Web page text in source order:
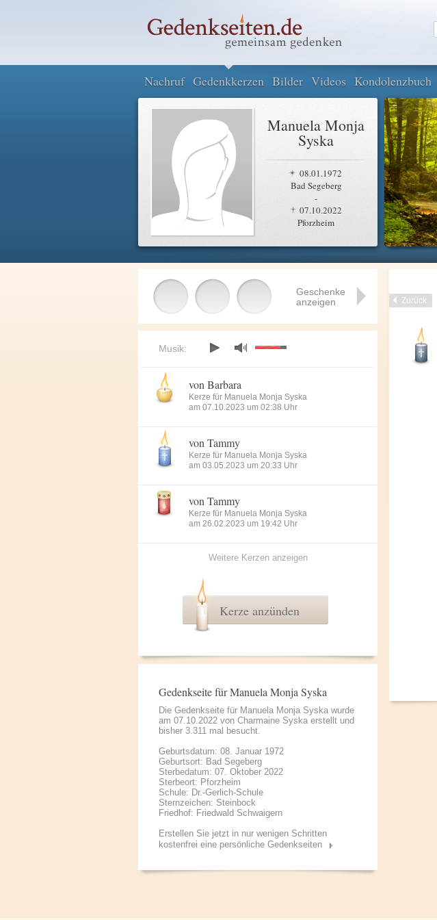
Nachruf Gedenkkerzen Bilder Videos Kondolenzbuch
Manuela Monja
Syska
08.01.1972
Bad Segeberg
-
07.10.2022
Pforzheim
Zurück
Geschenke
anzeigen
Musik:
von Barbara
Kerze für Manuela Monja Syska
am 07.10.2023 um 02:38 Uhr
von Tammy
Kerze für Manuela Monja Syska
am 03.05.2023 um 20:33 Uhr
von Tammy
Kerze für Manuela Monja Syska
am 26.02.2023 um 19:42 Uhr
Weitere Kerzen anzeigen
Kerze anzünden
Gedenkseite für Manuela Monja Syska
Die Gedenkseite für Manuela Monja Syska wurde
am 07.10.2022 von Charmaine Syska erstellt und
bisher 3.311 mal besucht.
Geburtsdatum: 08. Januar 1972
Geburtsort: Bad Segeberg
Sterbedatum: 07. Oktober 2022
Sterbeort: Pforzheim
Schule: Dr.-Gerlich-Schule
Sternzeichen: Steinbock
Friedhof: Friedwald Schwaigern
Erstellen Sie jetzt in nur wenigen Schritten
kostenfrei eine persönliche Gedenkseiten